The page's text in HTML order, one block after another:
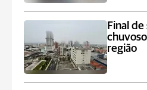
Final
região